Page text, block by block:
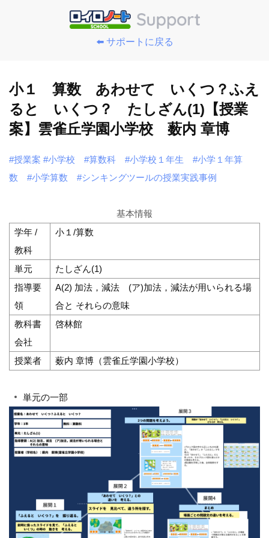
⬅️ サポートに戻る
小１ 算数 あわせて いくつ？ふえ
ると いくつ？ たしざん(1)【授業
案】雲雀丘学園小学校 薮内 章博
#授業案 #小学校 #算数科 #小学校１年生
#小学１年算
数
#小学算数 #シンキングツールの授業実践事例
基本情報
学年 /
教科
小１/算数
単元
たしざん(1)
指導要
領
A(2) 加法，減法 (ア)加法，減法が用いられる場
合と それらの意味
教科書
会社
啓林館
授業者 薮内 章博（雲雀丘学園小学校）
単元の一部